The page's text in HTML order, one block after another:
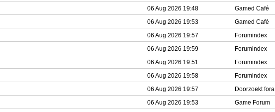
06 Aug 2026 19:48
Gamed Café
06 Aug 2026 19:53
Gamed Café
06 Aug 2026 19:57
Forumindex
06 Aug 2026 19:59
Forumindex
06 Aug 2026 19:51
Forumindex
06 Aug 2026 19:58
Forumindex
06 Aug 2026 19:57
Doorzoekt fora
06 Aug 2026 19:53
Game Forum